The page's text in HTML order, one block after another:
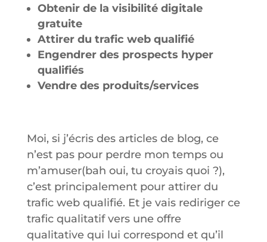
Obtenir de la visibilité digitale
gratuite
Attirer du trafic web qualifié
Engendrer des prospects hyper
qualifiés
Vendre des produits/services
Moi, si j’écris des articles de blog, ce
n’est pas pour perdre mon temps ou
m’amuser(bah oui, tu croyais quoi ?),
c’est principalement pour attirer du
trafic web qualifié. Et je vais rediriger ce
trafic qualitatif vers une offre
qualitative qui lui correspond et qu’il